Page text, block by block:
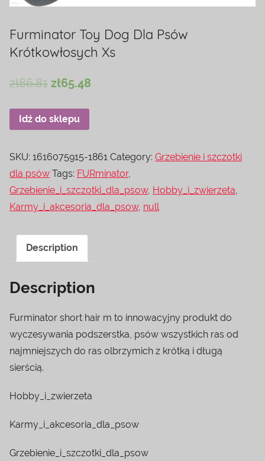
Furminator Toy Dog Dla Psów
Krótkowłosych Xs
zł86.81 zł65.48
Idź do sklepu
SKU: 1616075915-1861 Category: Grzebienie i szczotki
dla psów Tags: FURminator,
Grzebienie_i_szczotki_dla_psow, Hobby_i_zwierzeta
Karmy_i_akcesoria_dla_psow, null
Description
Description
Furminator short hair m to innowacyjny produkt do
wyczesywania podszerstka, psów wszystkich ras od
najmniejszych do ras olbrzymich z krótką i długą
sierścią.
Hobby_i_zwierzeta
Karmy_i_akcesoria_dla_psow
Grzebienie_i_szczotki_dla_psow